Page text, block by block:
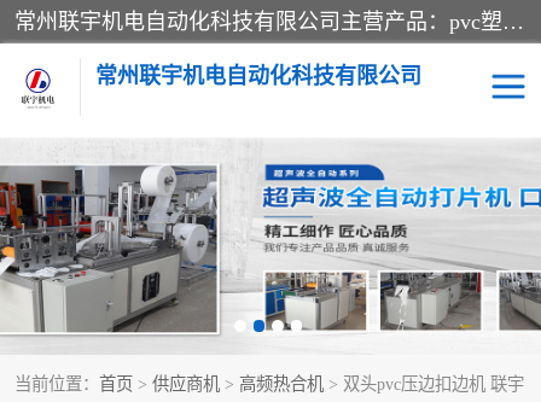
常州联宇机电自动化科技有限公司主营产品：pvc塑料焊机、高频热合机、软膜天花压边机、服装布料凹凸压花机、布料3d压印设备、服装植胶设备、超声波布料花边机、无纺布热合机、全自动压花机。
常州联宇机电自动化科技有限公司
当前位置： 首页 > 供应商机 > 高频热合机 > 双头pvc压边扣边机 联宇
压花定型机以及压花模具 超声波热合机
高频热合机 超声波花边机
超声波复合压花机 凹凸压花机压标机
3040凹凸压花机 双头服装凹凸压花机